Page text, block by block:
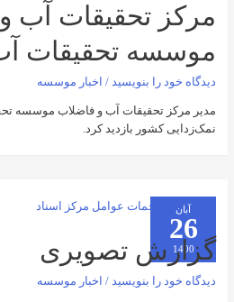
تحقیقات آب و
تحقیقات آب
بنویسید /اخبار موسسه
آب و فاضلاب موسسه تحقیقات آب از
بازدید کرد.
تصویری
بنویسید /اخبار موسسه